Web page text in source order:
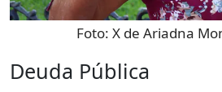
Foto: X de Ariadna
Deuda Pública